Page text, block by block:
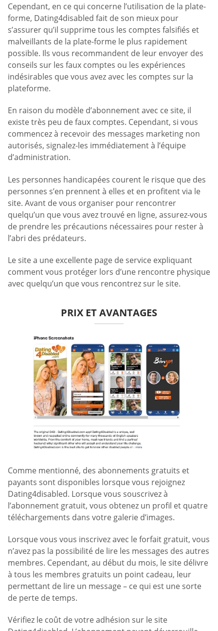
Cependant, en ce qui concerne l’utilisation de la plate-
forme, Dating4disabled fait de son mieux pour
s’assurer qu’il supprime tous les comptes falsifiés et
malveillants de la plate-forme le plus rapidement
possible. Ils vous recommandent de leur envoyer des
conseils sur les faux comptes ou les expériences
indésirables que vous avez avec les comptes sur la
plateforme.
En raison du modèle d’abonnement avec ce site, il
existe très peu de faux comptes. Cependant, si vous
commencez à recevoir des messages marketing non
autorisés, signalez-les immédiatement à l’équipe
d’administration.
Les personnes handicapées courent le risque que des
personnes s’en prennent à elles et en profitent via le
site. Avant de vous organiser pour rencontrer
quelqu’un que vous avez trouvé en ligne, assurez-vous
de prendre les précautions nécessaires pour rester à
l’abri des prédateurs.
Le site a une excellente page de service expliquant
comment vous protéger lors d’une rencontre physique
avec quelqu’un que vous rencontrez sur le site.
PRIX ET AVANTAGES
Comme mentionné, des abonnements gratuits et
payants sont disponibles lorsque vous rejoignez
Dating4disabled. Lorsque vous souscrivez à
l’abonnement gratuit, vous obtenez un profil et quatre
téléchargements dans votre galerie d’images.
Lorsque vous vous inscrivez avec le forfait gratuit, vous
n’avez pas la possibilité de lire les messages des autres
membres. Cependant, au début du mois, le site délivre
à tous les membres gratuits un point cadeau, leur
permettant de lire un message – ce qui est une sorte
de perte de temps.
Vérifiez le coût de votre adhésion sur le site